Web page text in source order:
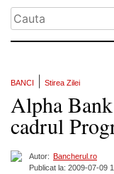
BANCI Stirea Zilei
Alpha
cadrul
Autor: Bancherul.ro
Publicat la: 2009-07-09